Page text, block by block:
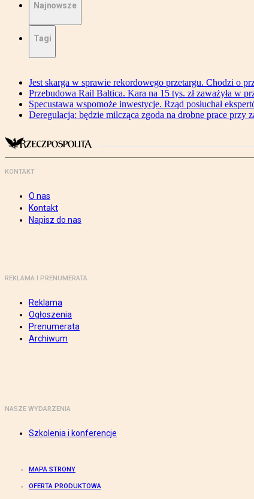
Najnowsze
Tagi
Jest skarga w sprawie rekordowego przetargu. Chodzi o
Przebudowa Rail Baltica. Kara na 15 tys. zł zaważyła w
Specustawa wspomoże inwestycje. Rząd posłuchał
Deregulacja: będzie milcząca zgoda na drobne prace przy
KONTAKT
O nas
Kontakt
Napisz do nas
REKLAMA I PRENUMERATA
Reklama
Ogłoszenia
Prenumerata
Archiwum
NASZE WYDARZENIA
Szkolenia i konferencje
MAPA STRONY
OFERTA PRODUKTOWA